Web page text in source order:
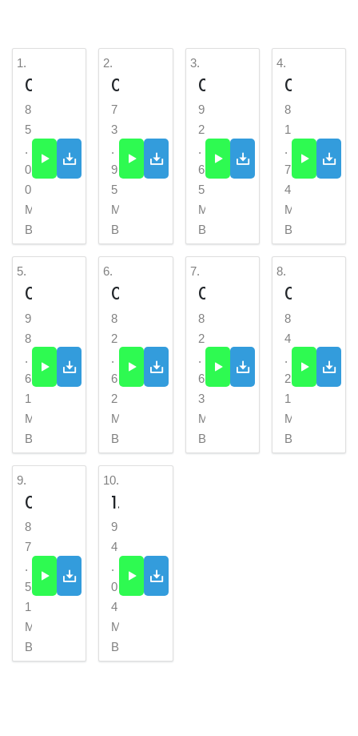
1.
8
5
.
0
0
M
B
2.
7
3
.
9
5
M
B
3.
9
2
.
6
5
M
B
4.
8
1
.
7
4
M
B
5.
9
8
.
6
1
M
B
6.
8
2
.
6
2
M
B
7.
8
2
.
6
3
M
B
8.
8
4
.
2
1
M
B
9.
8
7
.
5
1
M
B
10.
10._Jinoyat_va_jazo-t.me_...
9
4
.
0
4
M
B